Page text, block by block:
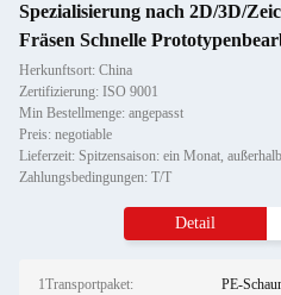
Spezialisierung nach 2D/3D/
Fräsen Schnelle
Herkunftsort: China
Zertifizierung: ISO 9001
Min Bestellmenge: angepasst
Preis: negotiable
Lieferzeit: Spitzensaison: ein Monat,
Zahlungsbedingungen: T/T
Detail
1Transportpaket: PE-